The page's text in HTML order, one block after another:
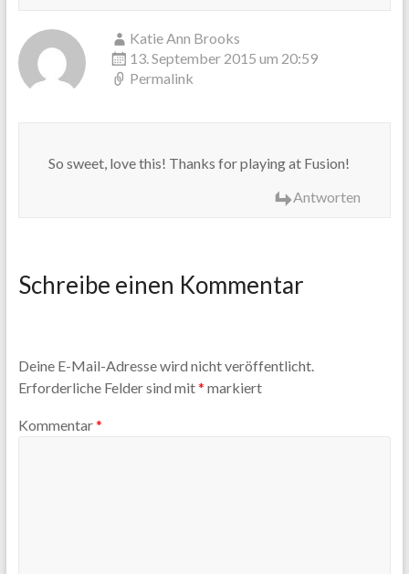
Katie Ann Brooks
13. September 2015 um 20:59
Permalink
So sweet, love this! Thanks for playing at Fusion!
Antworten
Schreibe einen Kommentar
Deine E-Mail-Adresse wird nicht veröffentlicht.
Erforderliche Felder sind mit* markiert
Kommentar*